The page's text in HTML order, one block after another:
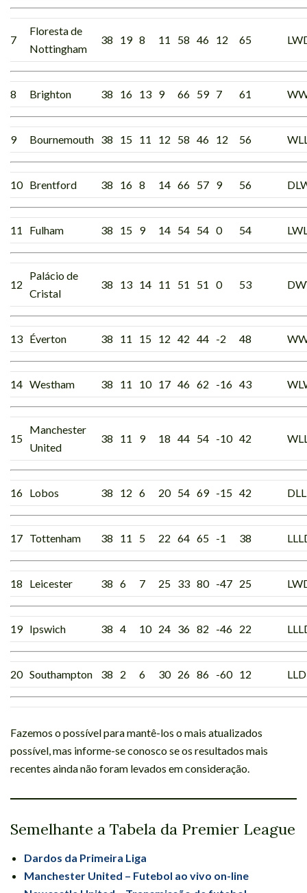
7
Floresta de
Nottingham
38 19 8 11 58 46 12 65
8 Brighton 38 16 13 9 66 59 7 61
9 Bournemouth 38 15 11 12 58 46 12 56
10 Brentford 38 16 8 14 66 57 9 56
11 Fulham 38 15 9 14 54 54 0 54
12
Palácio de
Cristal
38 13 14 11 51 51 0 53
13 Éverton 38 11 15 12 42 44 -2 48
14 Westham 38 11 10 17 46 62 -16 43
15
Manchester
United
38 11 9 18 44 54 -10 42
16 Lobos 38 12 6 20 54 69 -15 42
17 Tottenham 38 11 5 22 64 65 -1 38
18 Leicester 38 6 7 25 33 80 -47 25
19 Ipswich 38 4 10 24 36 82 -46 22
20 Southampton 38 2 6 30 26 86 -60 12
Fazemos o possível para mantê-los o mais atualizados
possível, mas informe-se conosco se os resultados mais
recentes ainda não foram levados em consideração.
Semelhante a Tabela da Premier League
Dardos da Primeira Liga
Manchester United – Futebol ao vivo on-line